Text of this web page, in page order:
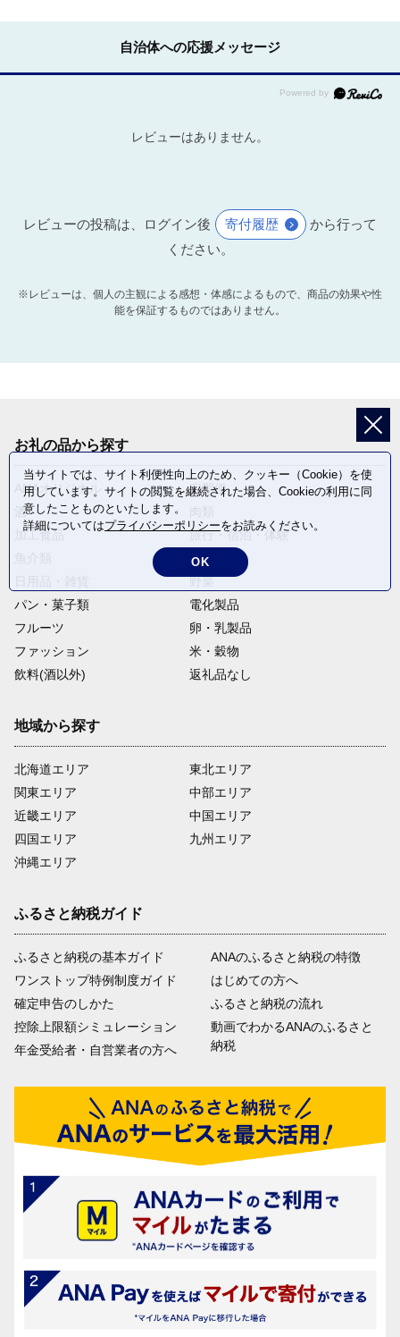
自治体への応援メッセージ
レビューはありません。
レビューの投稿は、ログイン後 寄付履歴
から行って
ください。
※レビューは、個人の主観による感想・体感によるもので、商品の効果や性
能を保証するものではありません。
お礼の品から探す
ANAオリジナル
定期便
酒
加工食品
旅行・宿泊・体験
麺類
野菜
パン・菓子類
電化製品
フルーツ
卵・乳製品
ファッション
米・穀物
飲料(酒以外)
返礼品なし
地域から探す
北海道エリア
関東エリア
近畿エリア
四国エリア
沖縄エリア
東北エリア
中部エリア
中国エリア
九州エリア
ふるさと納税ガイド
ふるさと納税の基本ガイド
ワンストップ特例制度ガイド
確定申告のしかた
控除上限額シミュレーション
年金受給者・自営業者の方へ
ANAのふるさと納税の特徴
はじめての方へ
ふるさと納税の流れ
動画でわかるANAのふるさと
納税
当サイトでは、サイト利便性向上のため、クッキー（Cookie）を使
用しています。サイトの閲覧を継続された場合、Cookieの利用に同
意したことものといたします。
詳細についてはプライバシーポリシーをお読みください。
OK